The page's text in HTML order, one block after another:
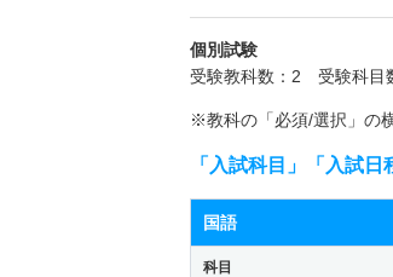
個別試験
受験教科数：2 受験科
※教科の「必須/選択」の
「入試科目」「入試
国語
科目